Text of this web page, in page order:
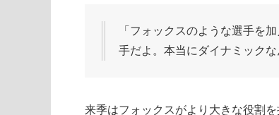
「フォックスのような選手を
手だよ。本当にダイナミックな
来季はフォックスがより大きな役割